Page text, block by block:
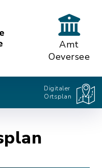
Amt
Oeversee
Digitaler
Ortsplan